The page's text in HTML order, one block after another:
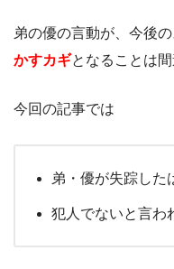
弟の優の言動が、今後
かすカギとなることは間
今回の記事では
弟・優が失踪した
犯人でないと言わ